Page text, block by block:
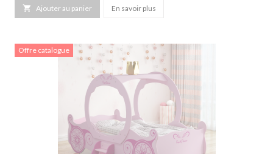
 Ajouter au panier En savoir plus
Offre catalogue